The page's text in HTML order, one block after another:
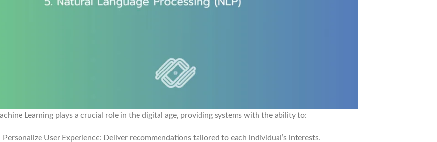
Learning plays a crucial role in the digital age, providing systems with the ability to:
Personalize User Experience: Deliver recommendations tailored to each individual’s interests.